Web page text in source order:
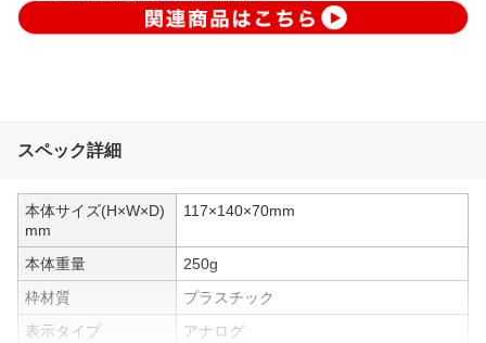
スペック詳細
本体サイズ(H×W×D)
mm
117×140×70mm
本体重量
250g
枠材質
プラスチック
表示タイプ
アナログ